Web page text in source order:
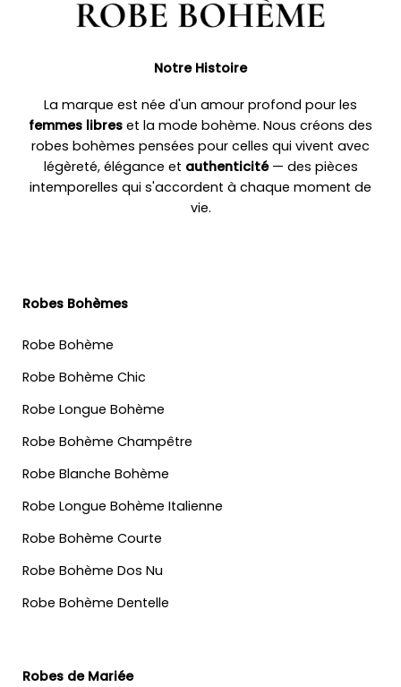
Notre Histoire
La marque est née d'un amour profond pour les
femmes libres et la mode bohème. Nous créons des
robes bohèmes pensées pour celles qui vivent avec
légèreté, élégance et authenticité— des pièces
intemporelles qui s'accordent à chaque moment de
vie.
Robes Bohèmes
Robe Bohème
Robe Bohème Chic
Robe Longue Bohème
Robe Bohème Champêtre
Robe Blanche Bohème
Robe Longue Bohème Italienne
Robe Bohème Courte
Robe Bohème Dos Nu
Robe Bohème Dentelle
Robes de Mariée